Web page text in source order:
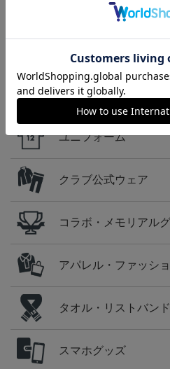
浦和レッズのすべて
カテゴリ
ユニフォーム
クラブ公式ウェア
コラボ・メモリアル
アパレル・ファッシ
タオル・リストバンド
スマホグッズ